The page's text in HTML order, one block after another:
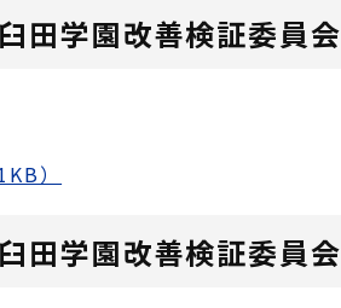
田学園改善検証委員会
）
田学園改善検証委員会